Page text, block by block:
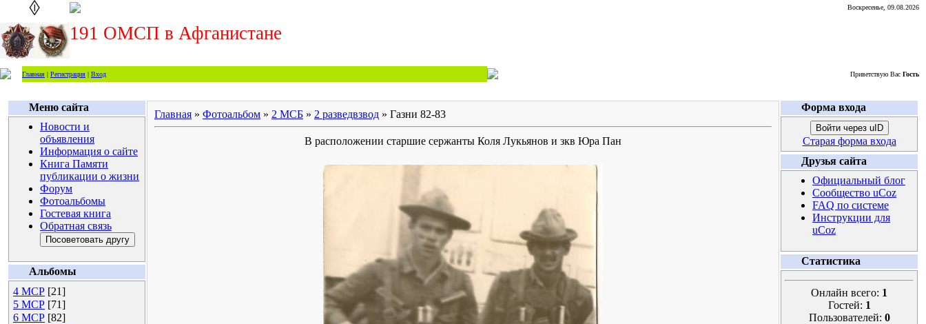
Воскресенье, 09.08.2026
191 ОМСП в Афганистане
Главная | Регистрация | Вход Приветствую Вас Гость
Меню сайта
Новости и
объявления
Информация о сайте
Книга Памяти
публикации о жизни
Форум
Фотоальбомы
Гостевая книга
Обратная связь
Альбомы
4 МСР [21]
5 МСР [71]
6 МСР [82]
Главная » Фотоальбом » 2 МСБ » 2 разведвзвод » Газни 82-83
В расположении старшие сержанты Коля Лукьянов и зкв Юра Пан
Форма входа
Войти через uID
Старая форма входа
Друзья сайта
Официальный блог
Сообщество uCoz
FAQ по системе
Инструкции для
uCoz
Статистика
Онлайн всего: 1
Гостей: 1
Пользователей: 0